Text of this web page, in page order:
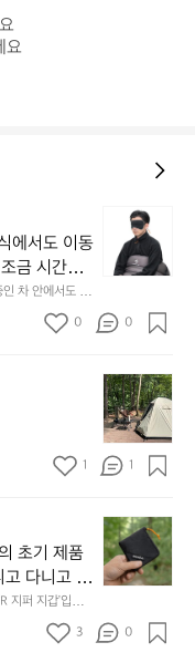
요
에서도 이동
금 시간이
게 눈을 가
이.  Polarte
줍니다.
나만의 밤
차 안에서도  누
그럴 때는 차분하
Polartec® Wind
내
던
방
도
자
연
속
에
의
휴
식
에
도
이
0 0
첫
모
토
솔
캠
☺️
미
니
미
멀
👌🏼
1 1
초기 제품
고 다니고 싶
의 아주 미
에 집중하
시야에 걸
지퍼 지갑’입니
게, 형태, 색감
집중하느라 책
이
걸
처
음
든
3 0